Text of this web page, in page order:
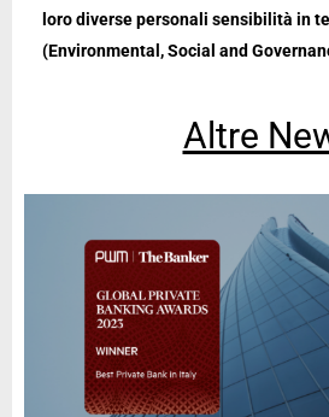
loro diverse personali sensibilità in
(Environmental, Social and
Altre